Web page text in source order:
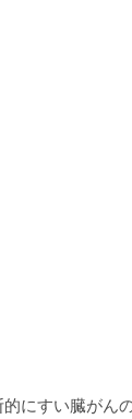
的にすい臓がん